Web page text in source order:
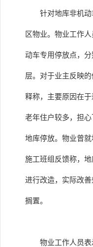
针对地库非机
区物业。物业工作
动车专用停放点，
层。对于业主反映
释称，主要原因在
老年住户较多，担
地库停放。物业曾就
施工班组反馈称，
进行改造，实际改
搁置。
物业工作人员